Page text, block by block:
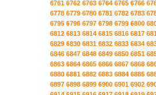
6761 6762 6763 6764 6765 6766
6778 6779 6780 6781 6782 6783
6795 6796 6797 6798 6799 6800
6812 6813 6814 6815 6816 6817
6829 6830 6831 6832 6833 6834
6846 6847 6848 6849 6850 6851
6863 6864 6865 6866 6867 6868
6880 6881 6882 6883 6884 6885
6897 6898 6899 6900 6901 6902